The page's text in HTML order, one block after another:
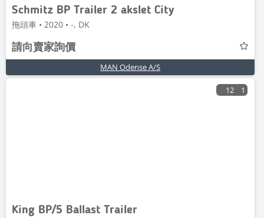
Schmitz BP Trailer 2 akslet City
拖頭車 • 2020 • -, DK
請向賣家詢價
MAN Odense A/S
12 1
King BP/5 Ballast Trailer